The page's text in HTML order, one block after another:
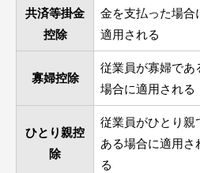
共済等掛金
控除
金を支払った場合
適用される
寡婦控除
従業員が寡婦であ
場合に適用される
ひとり親控
除
従業員がひとり親
ある場合に適用さ
る